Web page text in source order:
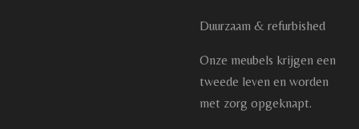
Duurzaam & refurbished
Onze meubels krijgen een
tweede leven en worden
met zorg opgeknapt.